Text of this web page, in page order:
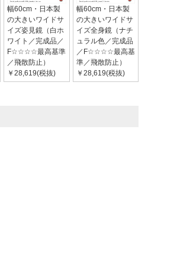
幅60cm・日本製
の大きいワイドサ
イズ姿見鏡（白ホ
ワイト／完成品／
F☆☆☆☆最高基準
／飛散防止）
￥28,619(税抜)
幅60cm・日本製
の大きいワイドサ
イズ全身鏡（ナチ
ュラル色／完成品
／F☆☆☆☆最高基
準／飛散防止）
￥28,619(税抜)